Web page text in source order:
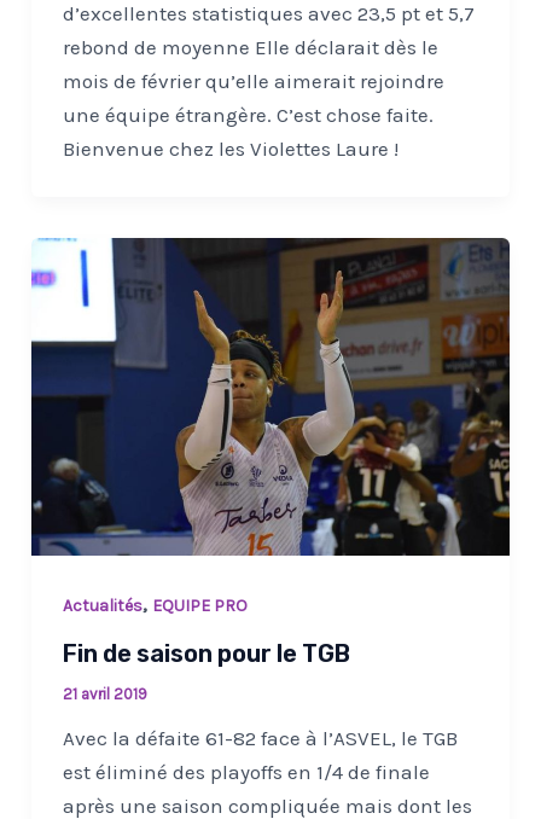
d’excellentes statistiques avec 23,5 pt et 5,7
rebond de moyenne Elle déclarait dès le
mois de février qu’elle aimerait rejoindre
une équipe étrangère. C’est chose faite.
Bienvenue chez les Violettes Laure !
Actualités, EQUIPE PRO
Fin de saison pour le TGB
21 avril 2019
Avec la défaite 61-82 face à l’ASVEL, le TGB
est éliminé des playoffs en 1/4 de finale
après une saison compliquée mais dont les